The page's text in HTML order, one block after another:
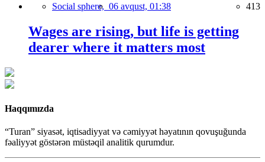
Social sphere, 06 avqust, 01:38 413
Wages are rising, but life is getting
dearer where it matters most
Haqqımızda
“Turan” siyasət, iqtisadiyyat və cəmiyyət həyatının qovuşuğunda
fəaliyyət göstərən müstəqil analitik qurumdur.